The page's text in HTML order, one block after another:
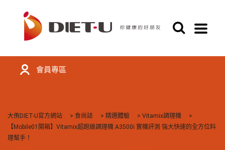
會員專區
大侑DIET-U官方網站 > 食尚誌 > 精選體驗 > Vitamix調理機
>
【Mobile01開箱】Vitamix超跑級調理機 A3500i 實機評測 強大快速的全方位料
理幫手！